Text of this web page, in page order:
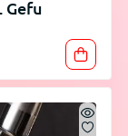
Gefu